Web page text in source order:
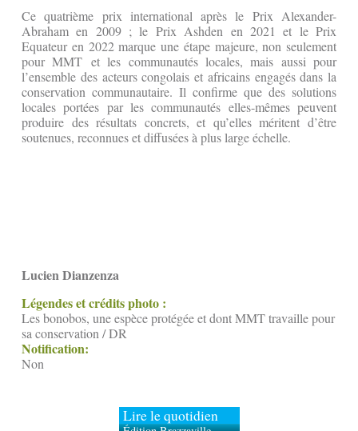
Ce quatrième prix international après le Prix Alexander-
Abraham en 2009 ; le Prix Ashden en 2021 et le Prix
Equateur en 2022 marque une étape majeure, non seulement
pour MMT et les communautés locales, mais aussi pour
l’ensemble des acteurs congolais et africains engagés dans la
conservation communautaire. Il confirme que des solutions
locales portées par les communautés elles-mêmes peuvent
produire des résultats concrets, et qu’elles méritent d’être
soutenues, reconnues et diffusées à plus large échelle.
Lucien Dianzenza
Légendes et crédits photo :
Les bonobos, une espèce protégée et dont MMT travaille pour
sa conservation / DR
Notification:
Non
Lire le quotidien